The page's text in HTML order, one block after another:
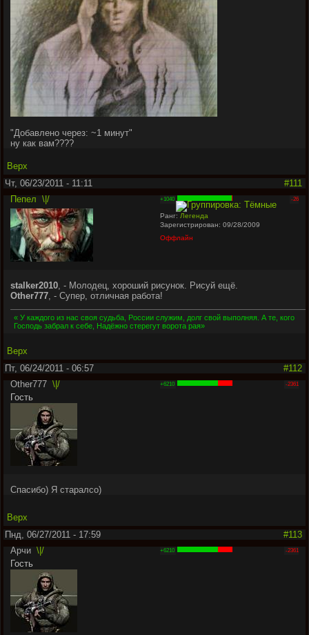
"Добавлено через: ~1 минут"
ну как вам????
Верх
Чт, 06/23/2011 - 11:11
#111
Пепел \|/ +1040 -26
Ранг: Легенда
Зарегистрирован: 09/28/2009
Оффлайн
stalker2010 , - Молодец, хороший рисунок. Рисуй ещё.
Other777 , - Супер, отличная работа!
« У каждого из нас своя судьба, России служим, долг свой выполняя. А те, кого
Господь забрал к себе, Надёжно стерегут ворота рая»
Верх
Пт, 06/24/2011 - 06:57
#112
Other777 \|/
Гость
+6210 -2361
Спасибо) Я старалсо)
Верх
Пнд, 06/27/2011 - 17:59
#113
Арчи \|/
Гость
+6210 -2361